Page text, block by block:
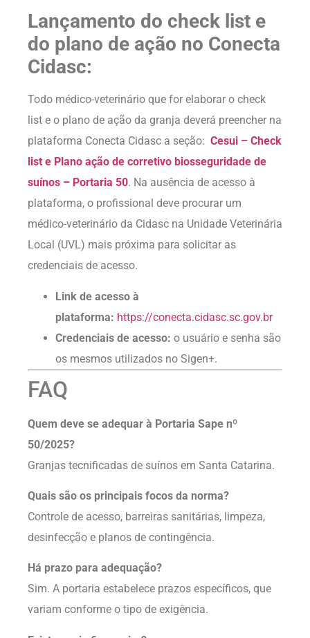
Lançamento do check list e
do plano de ação no Conecta
Cidasc:
Todo médico-veterinário que for elaborar o check
list e o plano de ação da granja deverá preencher na
plataforma Conecta Cidasc a seção: Cesui – Check
list e Plano ação de corretivo biosseguridade de
suínos – Portaria 50. Na ausência de acesso à
plataforma, o profissional deve procurar um
médico-veterinário da Cidasc na Unidade Veterinária
Local (UVL) mais próxima para solicitar as
credenciais de acesso.
Link de acesso à
plataforma: https://conecta.cidasc.sc.gov.br
Credenciais de acesso: o usuário e senha são
os mesmos utilizados no Sigen+.
FAQ
Quem deve se adequar à Portaria Sape nº
50/2025?
Granjas tecnificadas de suínos em Santa Catarina.
Quais são os principais focos da norma?
Controle de acesso, barreiras sanitárias, limpeza,
desinfecção e planos de contingência.
Há prazo para adequação?
Sim. A portaria estabelece prazos específicos, que
variam conforme o tipo de exigência.